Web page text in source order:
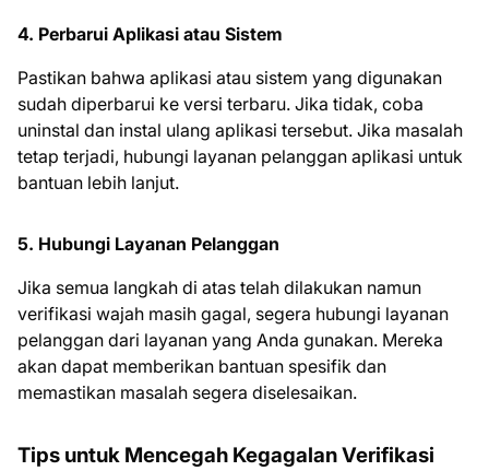
4. Perbarui Aplikasi atau Sistem
Pastikan bahwa aplikasi atau sistem yang digunakan
sudah diperbarui ke versi terbaru. Jika tidak, coba
uninstal dan instal ulang aplikasi tersebut. Jika masalah
tetap terjadi, hubungi layanan pelanggan aplikasi untuk
bantuan lebih lanjut.
5. Hubungi Layanan Pelanggan
Jika semua langkah di atas telah dilakukan namun
verifikasi wajah masih gagal, segera hubungi layanan
pelanggan dari layanan yang Anda gunakan. Mereka
akan dapat memberikan bantuan spesifik dan
memastikan masalah segera diselesaikan.
Tips untuk Mencegah Kegagalan Verifikasi